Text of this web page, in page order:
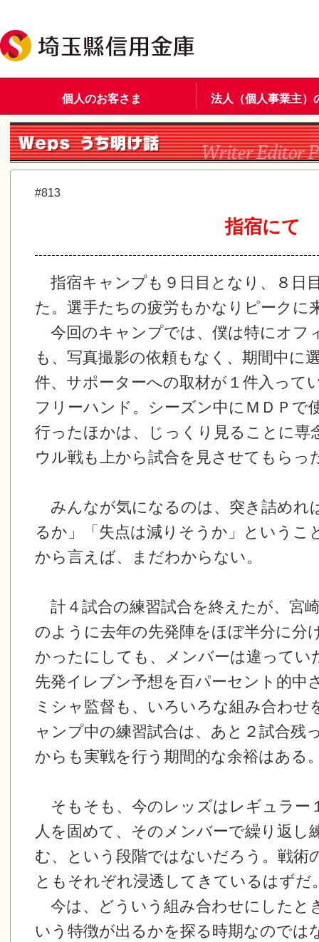
個人のお客さま 法人（個人事業主）
#813
指宿にて
指宿キャンプも９日目となり、８日
た。選手たちの疲労もかなりピークに
今回のキャンプでは、僕は特にオフ
も、写真撮影の依頼もなく、期間中に
件、サポーターへの取材が１件入って
フリーハンド。シーズン中にＭＤＰで
行ったほかは、じっくり見ることに専
ウル戦も上から試合を見させてもらっ
みんなが気になるのは、突き詰めれ
るか」「失点は減りそうか」というこ
から言えば、まだわからない。
計４試合の練習試合を終えたが、宮
のように去年の先発陣をほぼ半分に分
かったにしても、メンバーは違ってい
先発イレブン予想を百パーセント的中
ミシャ監督も、いろいろな組み合わせ
ャンプ中の練習試合は、あと２試合残
からも実戦を行う期間的な余裕はある
そもそも、今のレッズはレギュラー
人を固めて、そのメンバーで繰り返し
む、という段階ではないだろう。戦術
ともそれぞれ浸透してきているはずだ
今は、どういう組み合わせにしたと
いう特徴が出るかを探る時期なのでは